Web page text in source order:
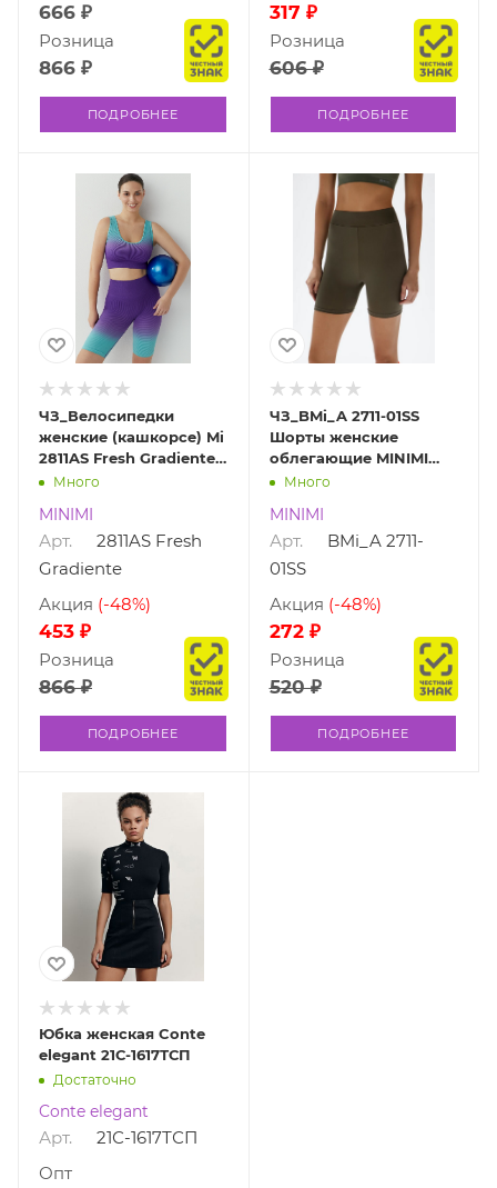
666 ₽
866 ₽
Розница
ПОДРОБНЕЕ
317 ₽
606 ₽
Розница
ПОДРОБНЕЕ
ЧЗ_Велосипедки
женские (кашкорсе) Mi
2811AS Fresh Gradiente
MINIMI 2811AS Fresh
Много
MINIMI
Арт.
2811AS Fresh
Gradiente
453 ₽
Акция (-48%)
866 ₽
Розница
ПОДРОБНЕЕ
ЧЗ_BMi_A 2711-01SS
Шорты женские
облегающие MINIMI
BMi_A 2711-01SS
Много
MINIMI
Арт.
BMi_A 2711-
01SS
272 ₽
Акция (-48%)
520 ₽
Розница
ПОДРОБНЕЕ
Юбка женская Conte
elegant 21С-1617ТСП
Достаточно
Conte elegant
Арт. 21С-1617ТСП
Опт